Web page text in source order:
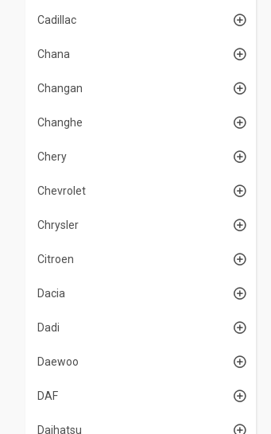
Cadillac
Chana
Changan
Changhe
Chery
Chevrolet
Chrysler
Citroen
Dacia
Dadi
Daewoo
DAF
Daihatsu